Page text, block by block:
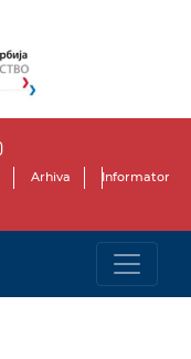
Arhiva
Informator